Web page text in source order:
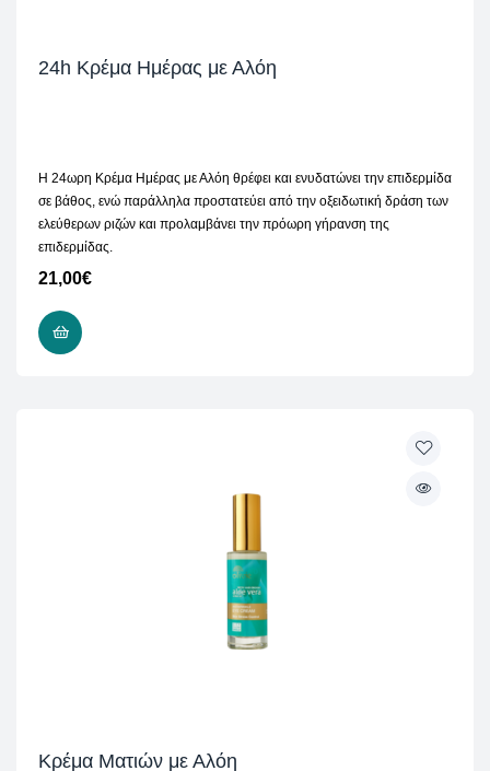
24h Κρέμα Ημέρας με Αλόη
Η 24ωρη Κρέμα Ημέρας με Αλόη θρέφει και ενυδατώνει την επιδερμίδα
σε βάθος, ενώ παράλληλα προστατεύει από την οξειδωτική δράση των
ελεύθερων ριζών και προλαμβάνει την πρόωρη γήρανση της
επιδερμίδας.
21,00€
Κρέμα Ματιών με Αλόη